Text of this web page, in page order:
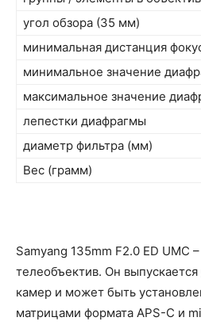
угол обзора (35 мм)
минимальная дистанция
минимальное значение
максимальное значение
лепестки диафрагмы
диаметр фильтра (мм)
Вес (грамм)
Samyang 135mm F2.0 ED UMC
телеобъектив. Он
камер и может быть
матрицами формата APS-C и